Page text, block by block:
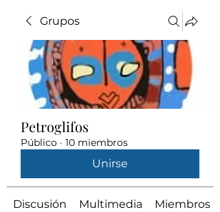
Grupos
Petroglifos
Público · 10 miembros
Unirse
Discusión Multimedia Miembros